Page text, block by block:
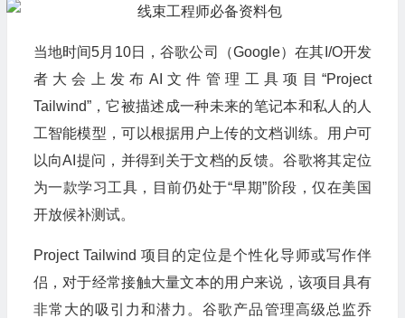
当地时间5月10日，谷歌公司（Google）在其I/O开发
者大会上发布AI文件管理工具项目“Project
Tailwind”，它被描述成一种未来的笔记本和私人的人
工智能模型，可以根据用户上传的文档训练。用户可
以向AI提问，并得到关于文档的反馈。谷歌将其定位
为一款学习工具，目前仍处于“早期”阶段，仅在美国
开放候补测试。
Project Tailwind 项目的定位是个性化导师或写作伴
侣，对于经常接触大量文本的用户来说，该项目具有
非常大的吸引力和潜力。谷歌产品管理高级总监乔